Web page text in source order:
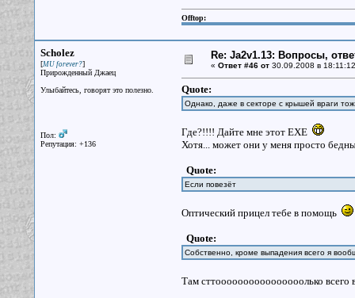
Offtop:
Scholez
[MU forever?]
Прирожденный Джаец
Улыбайтесь, говорят это полезно.
Пол:
Репутация: +136
Re: Ja2v1.13: Вопросы,
« Ответ #46 от30.09.2008 в
Quote:
Однако, даже в секторе с крышей враги
Где?!!!! Дайте мне этот ЕХЕ
Хотя... может они у меня просто
Quote:
Если повезёт
Оптический прицел тебе в помощь
Quote:
Собственно, кроме выпадения всего я
Там сттоооооооооооооооолько